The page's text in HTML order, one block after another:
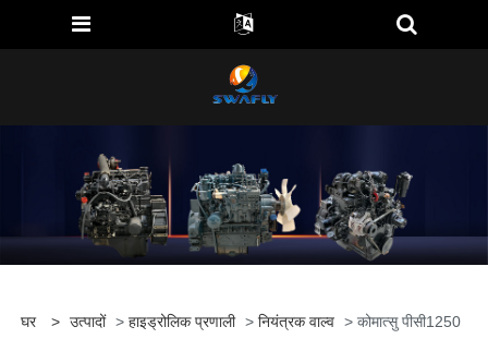
घर > उत्पादों > हाइड्रोलिक प्रणाली > नियंत्रक वाल्व > कोमात्सु पीसी1250